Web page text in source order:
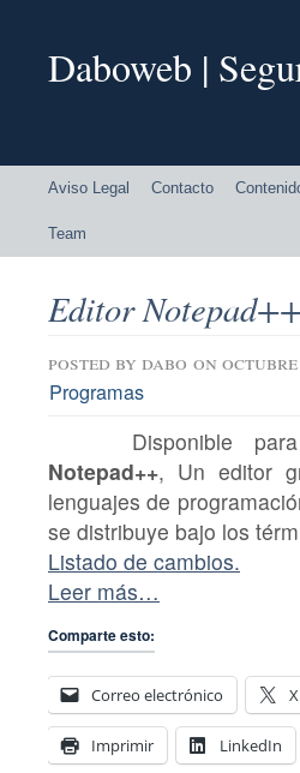
Daboweb |
Aviso Legal Contacto
Team
Editor
posted by dabo on octubre
Programas
Disponible
Notepad++, Un editor
lenguajes de
se distribuye bajo los
Listado de cambios.
Leer más…
Comparte esto:
Correo electrónico X
Imprimir LinkedIn